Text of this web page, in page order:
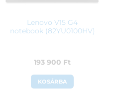
Lenovo V15 G4
notebook (82YU0100HV)
193 900 Ft
KOSÁRBA